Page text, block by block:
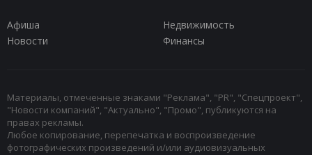
Афиша
Недвижимость
Новости
Финансы
Материалы, отмеченные знаками "Реклама", "PR", "Спецпроект",
"Новости компаний", "Актуально", "Промо", публикуются на
правах рекламы.
Любое копирование, перепечатка и воспроизведение
фотографических произведений и/или аудиовизуальных